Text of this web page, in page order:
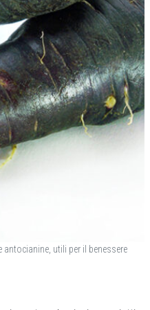
antocianine, utili per il benessere